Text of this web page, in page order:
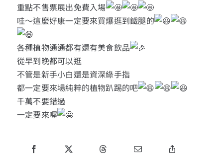
重點不售票展出免費入場
哇～這麼好康一定要來買爆逛到鐵腿的
各種植物通通都有還有美食飲品
從早到晚都可以逛
不管是新手小白還是資深綠手指
都一定要來場純粹的植物趴踢的吧
千萬不要錯過
一定要來喔